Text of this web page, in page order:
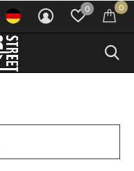
0 0